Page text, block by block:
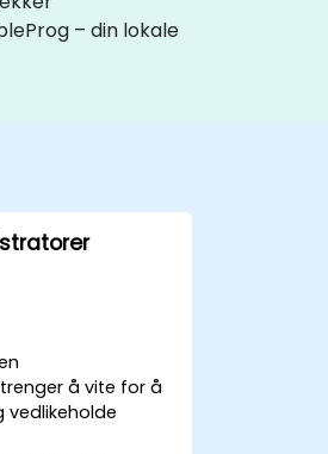
– din lokale
å vite for å
vedlikeholde